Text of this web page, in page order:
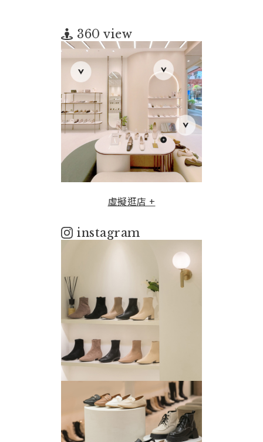
360 view
虛擬逛店 +
instagram